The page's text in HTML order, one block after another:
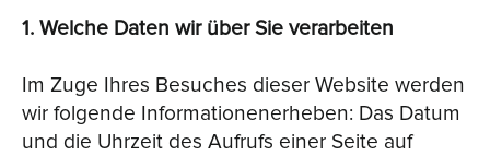
1. Welche Daten wir über Sie verarbeiten
Im Zuge Ihres Besuches dieser Website werden
wir folgende Informationenerheben: Das Datum
und die Uhrzeit des Aufrufs einer Seite auf